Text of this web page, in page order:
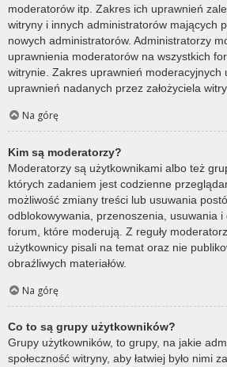
moderatorów itp. Zakres ich uprawnień
witryny i innych administratorów mających
nowych administratorów. Administratorzy
uprawnienia moderatorów na wszystkich
witrynie. Zakres uprawnień moderacyjnych
uprawnień nadanych przez założyciela
Na górę
Kim są moderatorzy?
Moderatorzy są użytkownikami albo też
których zadaniem jest codzienne
możliwość zmiany treści lub usuwania
odblokowywania, przenoszenia, usuwania
forum, które moderują. Z reguły
użytkownicy pisali na temat oraz nie
obraźliwych materiałów.
Na górę
Co to są grupy użytkowników?
Grupy użytkowników, to grupy, na jakie
społeczność witryny, aby łatwiej było nimi